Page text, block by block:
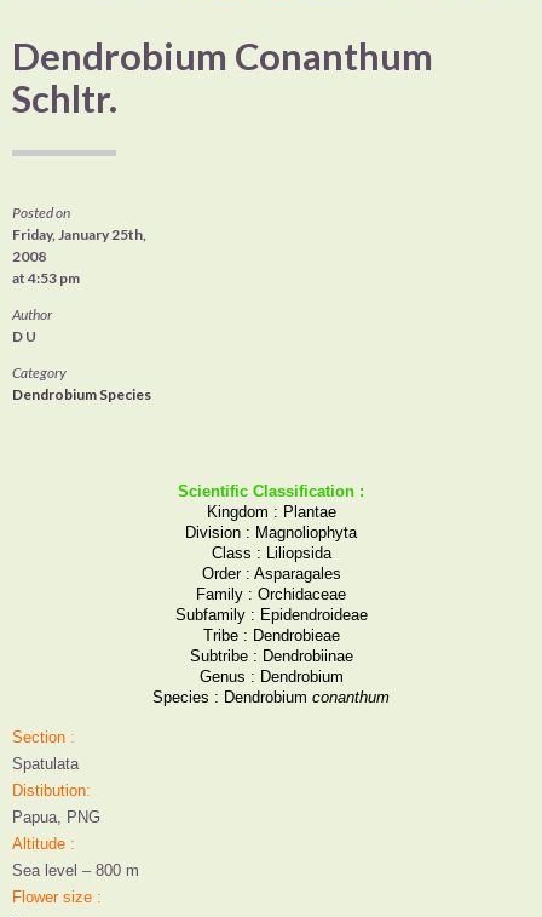
Dendrobium Conanthum
Schltr.
Posted on
Friday, January 25th,
2008
at 4:53 pm
Author
D U
Category
Dendrobium Species
Scientific Classification :
Kingdom : Plantae
Division : Magnoliophyta
Class : Liliopsida
Order : Asparagales
Family : Orchidaceae
Subfamily : Epidendroideae
Tribe : Dendrobieae
Subtribe : Dendrobiinae
Genus : Dendrobium
Species : Dendrobium conanthum
Section :
Spatulata
Distibution:
Papua, PNG
Altitude :
Sea level – 800 m
Flower size :